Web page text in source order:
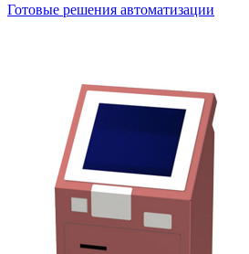
Готовые решения автоматизации